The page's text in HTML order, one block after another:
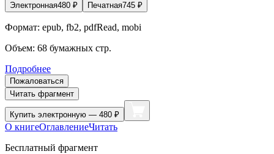
Электронная480 ₽ Печатная745 ₽
Формат: epub, fb2, pdfRead, mobi
Объем: 68 бумажных стр.
Подробнее
Пожаловаться
Читать фрагмент
Купить электронную — 480 ₽
О книгеОглавлениеЧитать
Бесплатный фрагмент